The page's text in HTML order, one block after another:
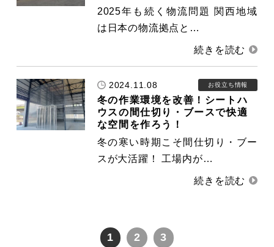
2025年も続く物流問題 関西地域
は日本の物流拠点と…
2024.11.08 お役立ち情報
冬の作業環境を改善！シートハ
ウスの間仕切り・ブースで快適
な空間を作ろう！
冬の寒い時期こそ間仕切り・ブー
スが大活躍！ 工場内が…
1 2 3